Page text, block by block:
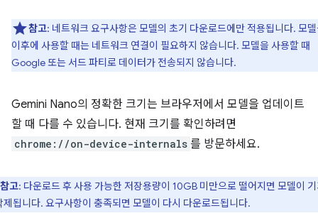
참고: 네트워크 요구사항은 모델의 초기 다운로드에만 적용됩니다. 모
이후에 사용할 때는 네트워크 연결이 필요하지 않습니다. 모델을 사용할 때
Google 또는 서드 파티로 데이터가 전송되지 않습니다.
Gemini Nano의 정확한 크기는 브라우저에서 모델을 업데이트
할 때 다를 수 있습니다. 현재 크기를 확인하려면
chrome://on-device-internals 를 방문하세요.
참고: 다운로드 후 사용 가능한 저장용량이 10GB 미만으로 떨어지면 모델이
제됩니다. 요구사항이 충족되면 모델이 다시 다운로드됩니다.